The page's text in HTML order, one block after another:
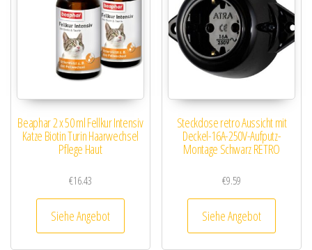
Beaphar 2 x 50 ml Fellkur Intensiv
Katze Biotin Turin Haarwechsel
Pflege Haut
€16.43
Siehe Angebot
Steckdose retro Aussicht mit
Deckel-16A-250V-Aufputz-
Montage Schwarz RETRO
€9.59
Siehe Angebot